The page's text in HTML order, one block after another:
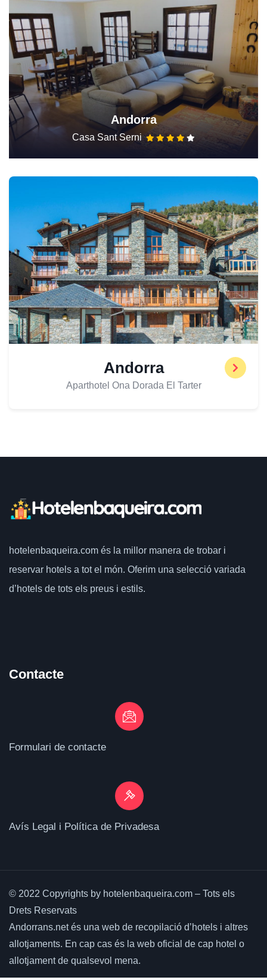
Andorra
Casa Sant Serni
Andorra
Aparthotel Ona Dorada El Tarter
hotelenbaqueira.com és la millor manera de trobar i
reservar hotels a tot el món. Oferim una selecció variada
d’hotels de tots els preus i estils.
Contacte
Formulari de contacte
Avís Legal i Política de Privadesa
© 2022 Copyrights by hotelenbaqueira.com – Tots els
Drets Reservats
Andorrans.net és una web de recopilació d’hotels i altres
allotjaments. En cap cas és la web oficial de cap hotel o
allotjament de qualsevol mena.